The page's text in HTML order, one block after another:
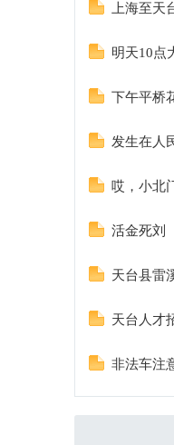
上海至天
明天10点
下午平桥
发生在人
哎，小北
活金死刘
天台县雷
天台人才
非法车注